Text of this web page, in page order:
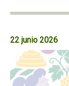
22 junio 2026